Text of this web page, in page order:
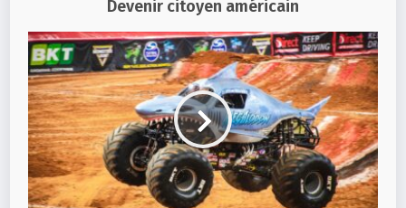
Devenir citoyen américain